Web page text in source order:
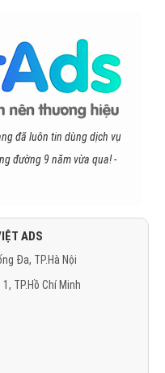
đã luôn tin dùng dịch vụ
đường 9 năm vừa qua! -
ADS
Đa, TP.Hà Nội
TP.Hồ Chí Minh